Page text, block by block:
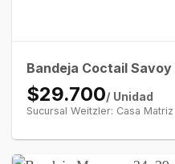
Bandeja Coctail
$29.700/ Unidad
Sucursal Weitzler: Casa Matriz